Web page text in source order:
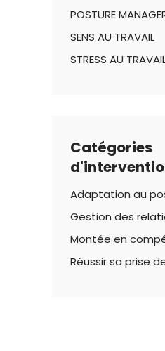
POSTURE
SENS AU TRAVAIL
STRESS AU
Catégories
Adaptation au
Gestion des
Montée en
Réussir sa prise